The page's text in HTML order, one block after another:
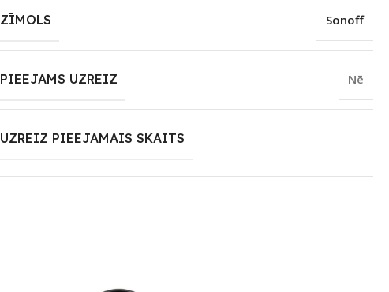
ZĪMOLS Sonoff
PIEEJAMS UZREIZ Nē
UZREIZ PIEEJAMAIS SKAITS